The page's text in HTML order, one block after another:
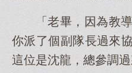
「老畢，因為教
你派了個副隊長過來
這位是沈龍，總參調過